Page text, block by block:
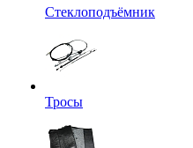
Стеклоподъёмник
Тросы